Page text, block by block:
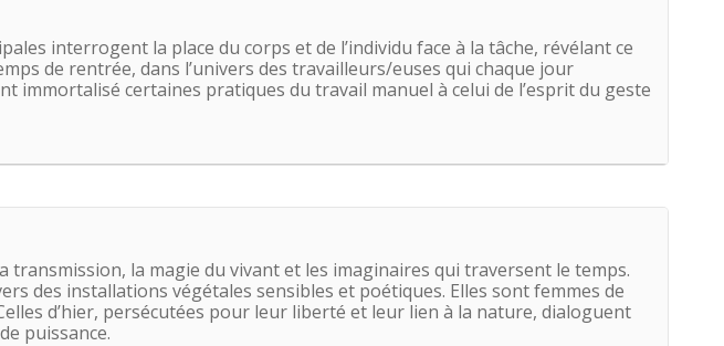
interrogent la place du corps et de l’individu face à la tâche, révélant ce
de rentrée, dans l’univers des travailleurs/euses qui chaque jour
immortalisé certaines pratiques du travail manuel à celui de l’esprit du geste
transmission, la magie du vivant et les imaginaires qui traversent le temps.
des installations végétales sensibles et poétiques. Elles sont femmes de
d’hier, persécutées pour leur liberté et leur lien à la nature, dialoguent
puissance.